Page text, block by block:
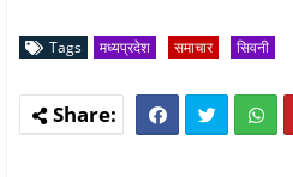
Tags मध्यप्रदेश समाचार सिवनी